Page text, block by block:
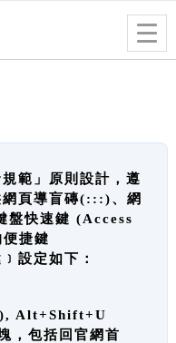
範」原則設計，遵
網頁導盲磚(:::)、網
快速鍵 (Access
捷鍵
設定如下：
Alt+Shift+U
，包括回官網首